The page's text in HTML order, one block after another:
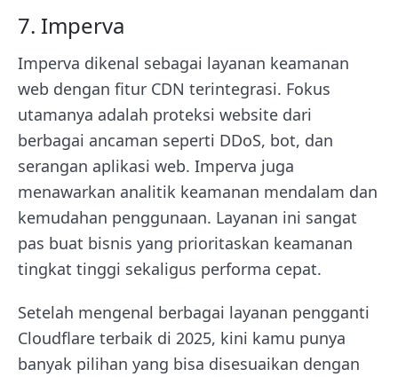
7. Imperva
Imperva dikenal sebagai layanan keamanan
web dengan fitur CDN terintegrasi. Fokus
utamanya adalah proteksi website dari
berbagai ancaman seperti DDoS, bot, dan
serangan aplikasi web. Imperva juga
menawarkan analitik keamanan mendalam dan
kemudahan penggunaan. Layanan ini sangat
pas buat bisnis yang prioritaskan keamanan
tingkat tinggi sekaligus performa cepat.
Setelah mengenal berbagai layanan pengganti
Cloudflare terbaik di 2025, kini kamu punya
banyak pilihan yang bisa disesuaikan dengan